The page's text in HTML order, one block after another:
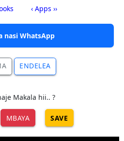
‹ Apps ››
nasi WhatsApp
ENDELEA
Makala hii.. ?
MBAYA SAVE